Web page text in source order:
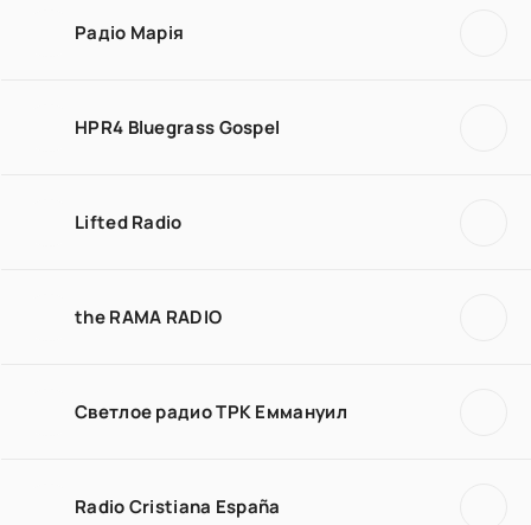
Радіо Марія
HPR4 Bluegrass Gospel
Lifted Radio
the RAMA RADIO
Светлое радио ТРК Еммануил
Radio Cristiana España